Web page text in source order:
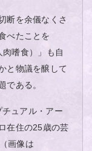
断を余儀なくさ
べたことを
嗜食）」も自
と物議を醸して
である。
ュアル・アー
在住の25歳の芸
画像は